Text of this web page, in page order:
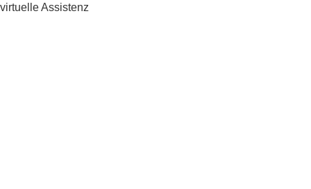
virtuelle Assistenz